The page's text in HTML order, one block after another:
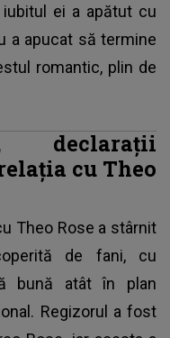
iubitul ei a apătut cu
a apucat să termine
romantic, plin de
declarații
cu Theo
Theo Rose a stârnit
de fani, cu
bună atât în plan
Regizorul a fost